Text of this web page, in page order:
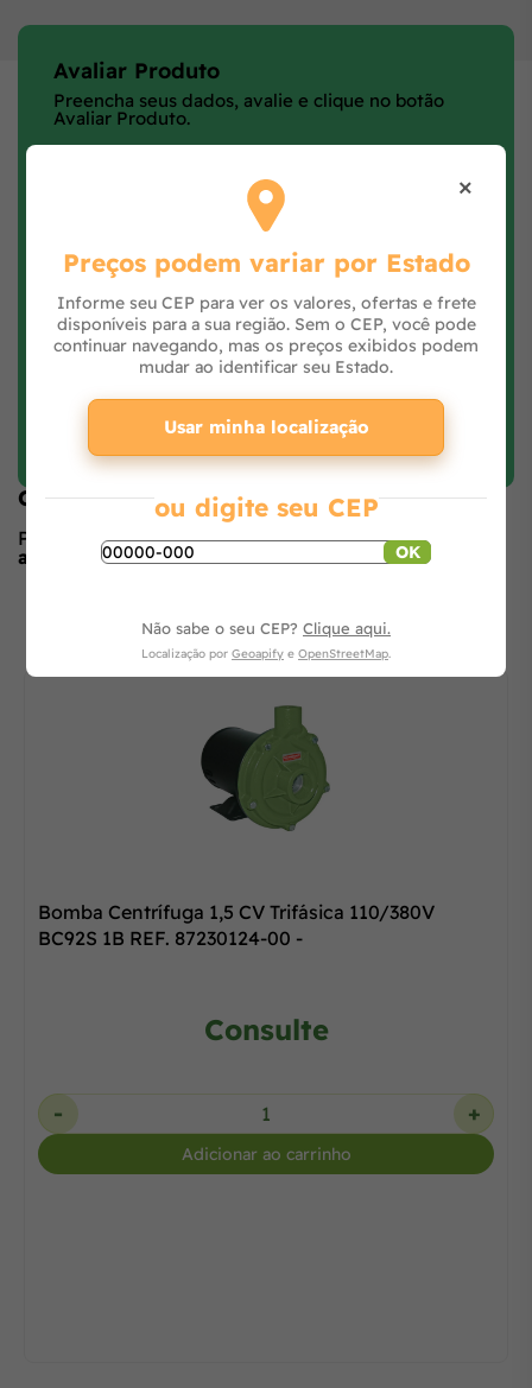
Avaliar Produto
Preencha seus dados, avalie e clique no botão
Avaliar Produto.
Faça login e avalie
Opiniões de quem comprou o produto
Produto ainda sem avaliações,seja o primeiro a
avaliar
no formulário ao lado.
Bomba Centrífuga 1,5 CV Trifásica 110/380V
BC92S 1B REF. 87230124-00 -
Consulte
- +
Adicionar ao carrinho
×
Preços podem variar por Estado
Informe seu CEP para ver os valores, ofertas e frete
disponíveis para a sua região. Sem o CEP, você pode
continuar navegando, mas os preços exibidos podem
mudar ao identificar seu Estado.
Usar minha localização
ou digite seu CEP
OK
Não sabe o seu CEP? Clique aqui.
Localização por Geoapify e OpenStreetMap